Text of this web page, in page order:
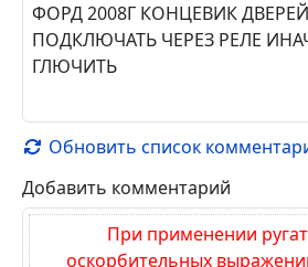
ФОРД 2008Г КОНЦЕВИК
ПОДКЛЮЧАТЬ ЧЕРЕЗ РЕЛЕ
ГЛЮЧИТЬ
Обновить список
Добавить комментарий
При применении
оскорбительных